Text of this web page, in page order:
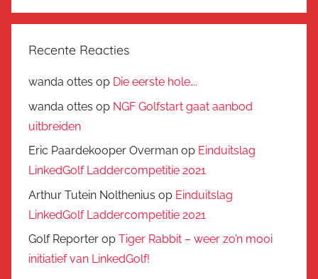
Recente Reacties
wanda ottes op Die eerste hole….
wanda ottes op NGF Golfstart gaat aanbod
uitbreiden
Eric Paardekooper Overman op Einduitslag
LinkedGolf Laddercompetitie 2021
Arthur Tutein Nolthenius op Einduitslag
LinkedGolf Laddercompetitie 2021
Golf Reporter op Tiger Rabbit – weer zo’n mooi
initiatief van LinkedGolf!